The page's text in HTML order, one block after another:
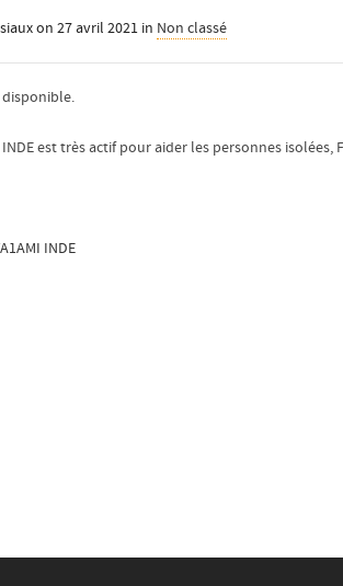
on 27 avril 2021 in Non classé
disponible.
est très actif pour aider les personnes
INDE